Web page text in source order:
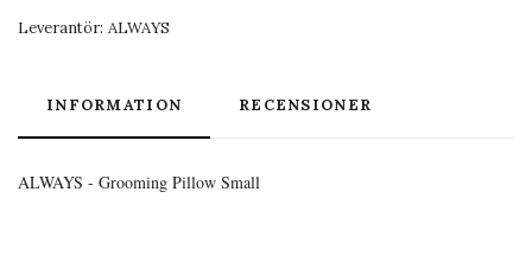
Leverantör: ALWAYS
INFORMATION RECENSIONER
ALWAYS - Grooming Pillow Small